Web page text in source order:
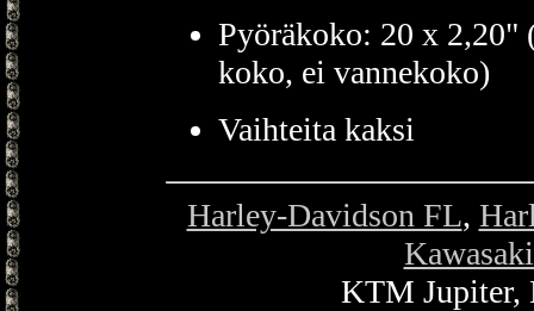
Pyöräkoko: 20 x 2,20"
koko, ei vannekoko)
Vaihteita kaksi
Harley-Davidson FL,
KTM